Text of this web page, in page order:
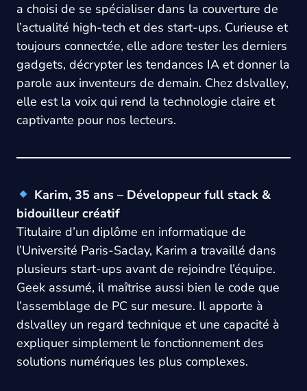
a choisi de se spécialiser dans la couverture de
l’actualité high-tech et des start-ups. Curieuse et
toujours connectée, elle adore tester les derniers
gadgets, décrypter les tendances IA et donner la
parole aux inventeurs de demain. Chez dslvalley,
elle est la voix qui rend la technologie claire et
captivante pour nos lecteurs.
Karim, 35 ans – Développeur full stack &
bidouilleur créatif
Titulaire d’un diplôme en informatique de
l’Université Paris-Saclay, Karim a travaillé dans
plusieurs start-ups avant de rejoindre l’équipe.
Geek assumé, il maîtrise aussi bien le code que
l’assemblage de PC sur mesure. Il apporte à
dslvalley un regard technique et une capacité à
expliquer simplement le fonctionnement des
solutions numériques les plus complexes.